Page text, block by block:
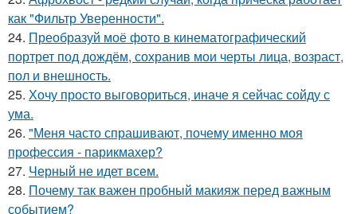
как "Фильтр Уверенности".
24. Преобразуй моё фото в кинематографический
портрет под дождём, сохранив мои черты лица, возраст,
пол и внешность.
25. Хочу просто выговориться, иначе я сейчас сойду с
ума.
26. "Меня часто спрашивают, почему именно моя
профессия - парикмахер?
27. Черный не идет всем.
28. Почему так важен пробный макияж перед важным
событием?